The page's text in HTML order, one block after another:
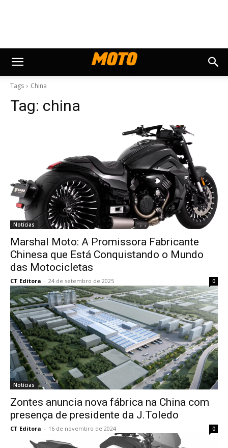
Tags China
Tag: china
Notícias
Marshal Moto: A Promissora Fabricante
Chinesa que Está Conquistando o Mundo
das Motocicletas
CT Editora - 24 de setembro de 2025 0
Notícias
Zontes anuncia nova fábrica na China com
presença de presidente da J.Toledo
CT Editora - 16 de novembro de 2024 0